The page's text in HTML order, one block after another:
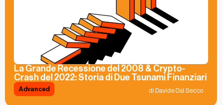
La Grande Recessione del 2008 & Crypto-
Crash del 2022: Storia di Due Tsunami Finanziari
Advanced di Davide Dal Secco